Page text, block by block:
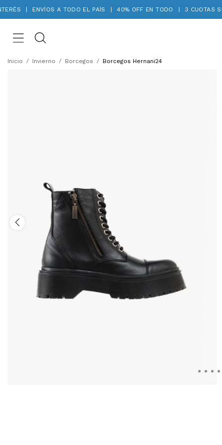
| ENVÍOS A TODO EL PAÍS | 40% OFF EN TODO | 3 CUOTAS SIN
Inicio / Invierno / Borcegos / Borcegos Hernani24